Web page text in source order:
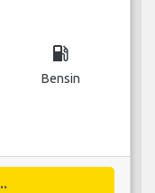
local_gas_station
Bensin